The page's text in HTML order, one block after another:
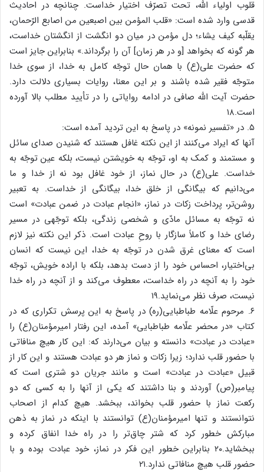
قلوب اولیاء الله، تحت تصرّف اختیار خداست. چنانچه در احادیث
قدسی وارد شده است: «قلب المؤمن بین اصبعین من اصابع الرّحمان،
یقلّبه کیف یشاء؛ دل مؤمن در میان دو انگشت از انگشتان خداست،
هر گونه که بخواهد [و در هر زمان] آن را برگرداند.» بنابراین جایز است
که حضرت علی(ع) با همان حال توجّه کامل به خدا، از سوی خدا
متوجّه فقیر شده باشند و بر این معنا، روایات بسیاری دلالت دارد.
حضرت آیت الله صافی در ادامه روایاتی را در تأیید مطلب بالا آورده
است.۱۸
۵. در «تفسیر نمونه» در پاسخ به این تردید آمده است:
آنها که ایراد می‌کنند از این نکته غافل هستند که شنیدن صدای سائل
و مستمند و کمک به او، توجّه به خویشتن نیست، بلکه عین توجّه به
خداست. علی(ع) در حال نماز، از خود غافل بود نه از خدا و ما
می‌دانیم که بیگانگی از خلق خدا، بیگانگی از خداست. به تعبیر
روشن‌تر، پرداخت زکات در نماز، «انجام عبادت در ضمن عبادت» است
نه توجّه به مسائل مادّی و شخصی زندگی، بلکه توجّهی در مسیر
رضای خدا و کاملاً سازگار با روحِ عبادت است. ذکر این نکته نیز لازم
است که معنای غرق شدن در توجّه به خدا، این نیست که انسان
بی‌اختیار، احساس خود را از دست بدهد، بلکه با اراده خویش، توجّه
خود را به آنچه در راه خداست، معطوف می‌کند و از آنچه در راه خدا
نیست، صرف نظر می‌نماید.۱۹
۶. مرحوم علّامه طباطبایی(ره) در پاسخ به این پرسش تکراری که در
کتاب «در محضر علّامه طباطبایی» آمده، این رفتار امیرمؤمنان(ع) را
«عبادت در عبادت» دانسته و بیان می‌دارند که: این کار هیچ منافاتی
با حضور قلب ندارد؛ زیرا زکات و نماز هر دو عبادت هستند و این کار از
قبیل «عبادت در عبادت» است و مانند جریان دو شتری است که
پیامبر(ص) آوردند و بنا داشتند که یکی از آنها را به کسی که دو
رکعت نماز با حضور قلب بخواند، ببخشد. هیچ کدام از اصحاب
نتوانستند و تنها امیرمؤمنان(ع) توانستند با اینکه در نماز به ذهن
مبارکش خطور کرد که شتر چاق‌تر را در راه خدا انفاق کرده و
ببخشاید.۲۰ بنابراین خطور این فکر در نماز، خود عبادت بوده و با
حضور قلب هیچ منافاتی ندارد.۲۱